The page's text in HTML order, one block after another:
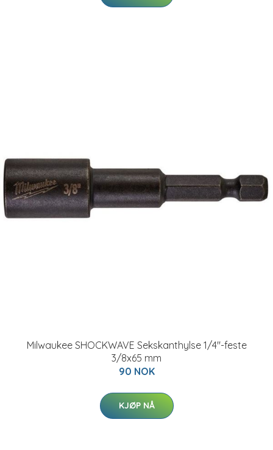
Milwaukee SHOCKWAVE Sekskanthylse 1/4"-feste
3/8x65 mm
90 NOK
KJØP NÅ